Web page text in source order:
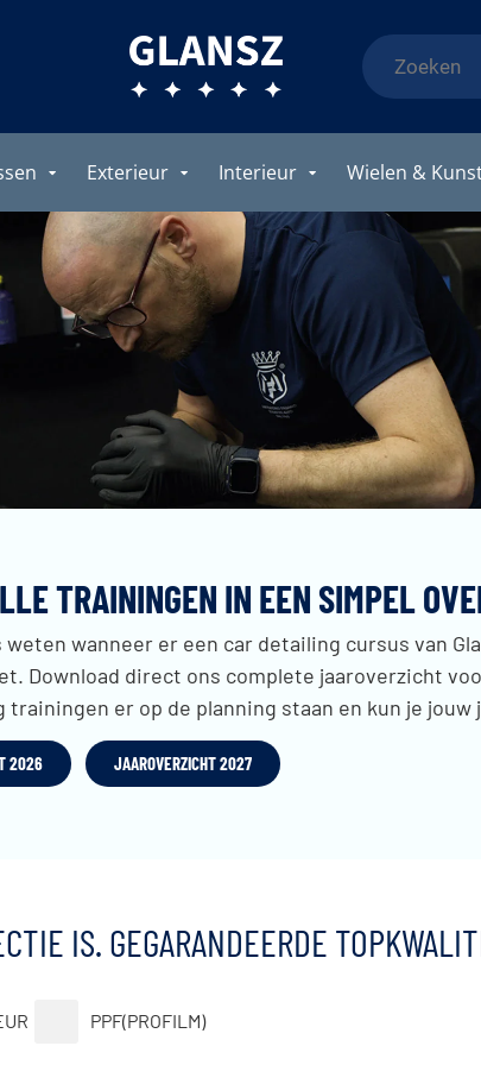
Exterieur Interieur Wielen &
TRAININGEN IN EEN SIMPEL
wanneer er een car detailing cursus van
Download direct ons complete jaaroverzicht
trainingen er op de planning staan en kun je
2026 JAAROVERZICHT 2027
IS. GEGARANDEERDE
PPF(PROFILM)